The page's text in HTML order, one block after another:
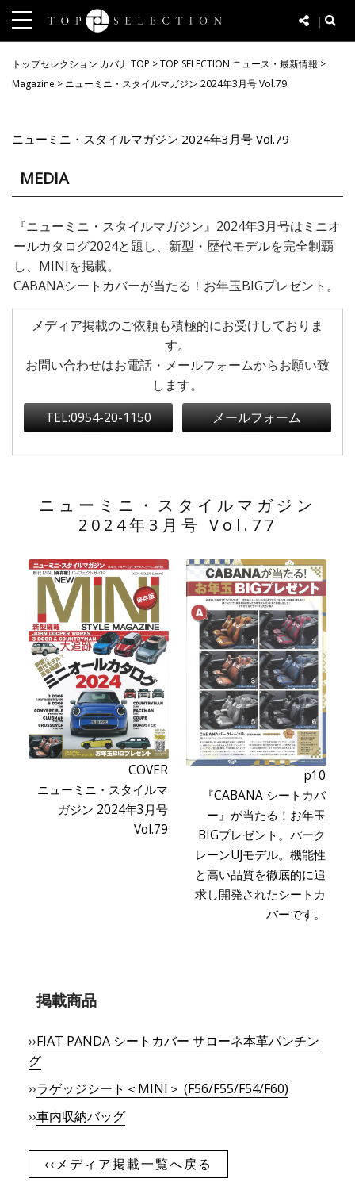
t
g
g
n
a
v
g
a
t
i
o
｜
トップセレクション カバナ TOP >TOP SELECTION ニュース・最新情報 >
Magazine > ニューミニ・スタイルマガジン 2024年3月号 Vol.79
ニューミニ・スタイルマガジン 2024年3月号 Vol.79
MEDIA
『ニューミニ・スタイルマガジン』2024年3月号はミニオ
ールカタログ2024と題し、新型・歴代モデルを完全制覇
し、MINIを掲載。
CABANAシートカバーが当たる！お年玉BIGプレゼント。
メディア掲載のご依頼も積極的にお受けしておりま
す。
お問い合わせはお電話・メールフォームからお願い致
します。
TEL:0954-20-1150
メールフォーム
ニューミニ・スタイルマガジン
2024年3月号 Vol.77
COVER
ニューミニ・スタイルマ
ガジン 2024年3月号
Vol.79
p10
『CABANA シートカバ
ー』が当たる！お年玉
BIGプレゼント。パーク
レーンUJモデル。機能性
と高い品質を徹底的に追
求し開発されたシートカ
バーです。
掲載商品
››FIAT PANDA シートカバー サローネ本革パンチン
グ
››ラゲッジシート＜MINI＞ (F56/F55/F54/F60)
››車内収納バッグ
‹‹メディア掲載一覧へ戻る